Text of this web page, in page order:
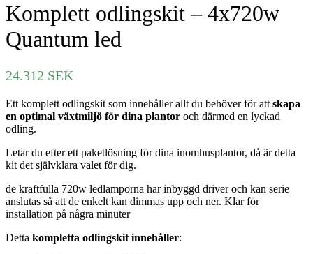
Komplett odlingskit – 4x720w
Quantum led
24.312 SEK
Ett komplett odlingskit som innehåller allt du behöver för att skapa
en optimal växtmiljö för dina plantor och därmed en lyckad
odling.
Letar du efter ett paketlösning för dina inomhusplantor, då är detta
kit det självklara valet för dig.
de kraftfulla 720w ledlamporna har inbyggd driver och kan serie
anslutas så att de enkelt kan dimmas upp och ner. Klar för
installation på några minuter
Detta kompletta odlingskit innehåller: